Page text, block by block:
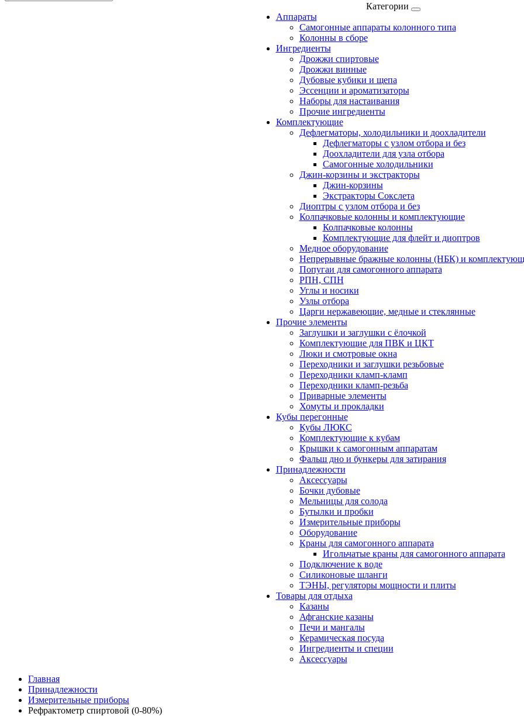
Категории
Аппараты
Самогонные аппараты колонного типа
Колонны в сборе
Ингредиенты
Дрожжи спиртовые
Дрожжи винные
Дубовые кубики и щепа
Эссенции и ароматизаторы
Наборы для настаивания
Прочие ингредиенты
Комплектующие
Дефлегматоры, холодильники и доохладители
Дефлегматоры с узлом отбора и без
Доохладители для узла отбора
Самогонные холодильники
Джин-корзины и экстракторы
Джин-корзины
Экстракторы Сокслета
Диоптры с узлом отбора и без
Колпачковые колонны и комплектующие
Колпачковые колонны
Комплектующие для флейт и диоптров
Медное оборудование
Непрерывные бражные колонны (НБК) и
Попугаи для самогонного аппарата
РПН, СПН
Углы и носики
Узлы отбора
Царги нержавеющие, медные и стеклянные
Прочие элементы
Заглушки и заглушки с ёлочкой
Комплектующие для ПВК и ЦКТ
Люки и смотровые окна
Переходники и заглушки резьбовые
Переходники кламп-кламп
Переходники кламп-резьба
Приварные элементы
Хомуты и прокладки
Кубы перегонные
Кубы ЛЮКС
Комплектующие к кубам
Крышки к самогонным аппаратам
Фальш дно и бункеры для затирания
Принадлежности
Аксессуары
Бочки дубовые
Мельницы для солода
Бутылки и пробки
Измерительные приборы
Оборудование
Краны для самогонного аппарата
Игольчатые краны для самогонного аппарата
Подключение к воде
Силиконовые шланги
ТЭНЫ, регуляторы мощности и плиты
Товары для отдыха
Казаны
Афганские казаны
Печи и мангалы
Керамическая посуда
Ингредиенты и специи
Аксессуары
Главная
Принадлежности
Измерительные приборы
Рефрактометр спиртовой (0-80%)